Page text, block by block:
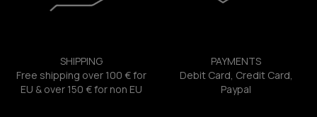
SHIPPING
Free shipping over 100 € for
EU & over 150 € for non EU
PAYMENTS
Debit Card, Credit Card,
Paypal